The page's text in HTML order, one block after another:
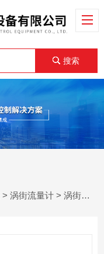
搜索
>涡街流量计 > 涡街流量计 LUGB2304